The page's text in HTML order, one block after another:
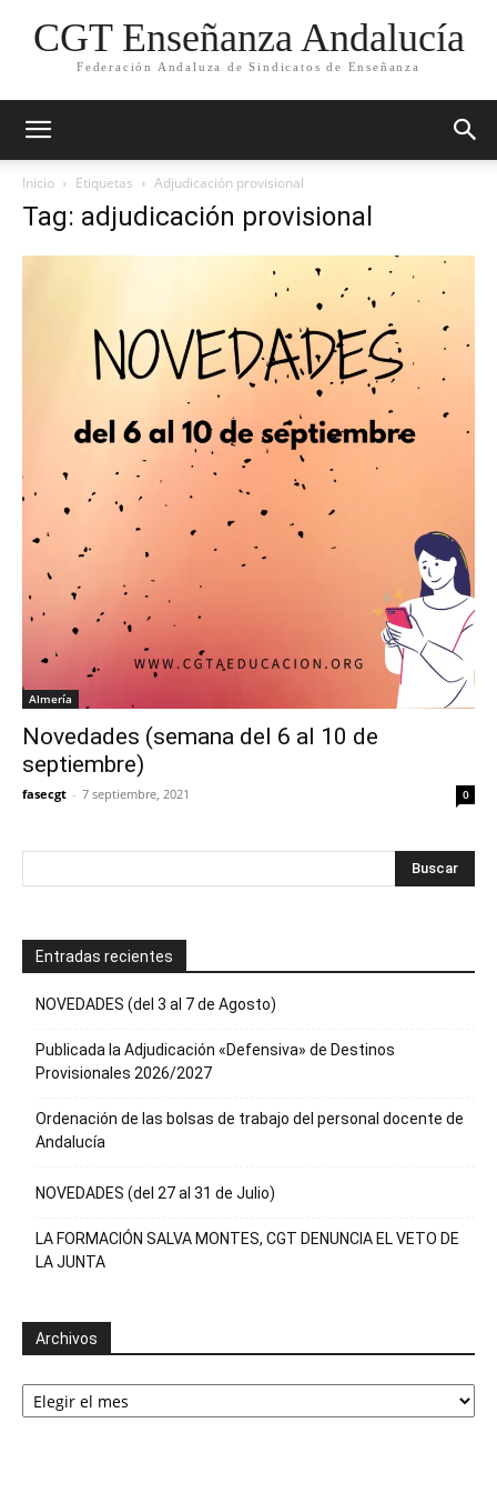
CGT Enseñanza Andalucía
Federación Andaluza de Sindicatos de Enseñanza
Inicio Etiquetas Adjudicación provisional
Tag: adjudicación provisional
Almería
Novedades (semana del 6 al 10 de
septiembre)
fasecgt - 7 septiembre, 2021 0
Entradas recientes
NOVEDADES (del 3 al 7 de Agosto)
Publicada la Adjudicación «Defensiva» de Destinos
Provisionales 2026/2027
Ordenación de las bolsas de trabajo del personal docente de
Andalucía
NOVEDADES (del 27 al 31 de Julio)
LA FORMACIÓN SALVA MONTES, CGT DENUNCIA EL VETO DE
LA JUNTA
Archivos
Archivos